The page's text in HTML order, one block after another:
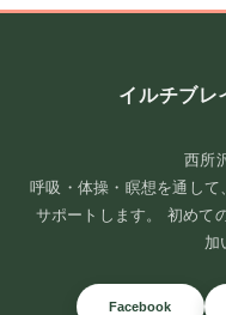
イルチブレ
西所
呼吸・体操・瞑想を通し
サポートします。 初めて
加
Facebook
**トレーニングで
育」をベースにしたトレ ...